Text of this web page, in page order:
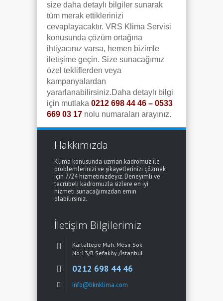
size daha detaylı bilgiler sunarak
tüm merak ettiklerinizi
cevaplayacaktır. VRS Klima Servisi
konusunda çözüm ortağına
ihtiyacınız varsa, hemen bizimle
iletişime geçin. Size sunacağımız
özel tekliflerden veya
kampanyalardan
yararlanabilirsiniz.Daha detaylı bilgi
için mutlaka 0212 698 44 46 – 0533
669 03 17 nolu numaraları arayınız.
Hakkımızda
Klima konusunda uzman kadromuz ile
problemlerinizi ve şikayetlerinizi çözmek
için 7/24 hizmetinizdeyiz. Deneyimli ve
tecrübeli kadromuzla sizlere en iyi
hizmeti sunacağımızdan emin
olabilirsiniz.
İletişim Bilgilerimiz
Kartaltepe Mah. Mesir Sok
No:13/B Sefaköy /İstanbul
0212 698 44 46
info@bknklima.com